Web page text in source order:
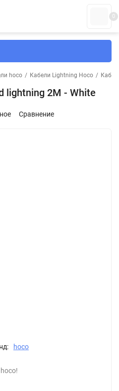
0
hoco / Кабели Lightning Hoco /
lightning 2M - White
Сравнение
hoco